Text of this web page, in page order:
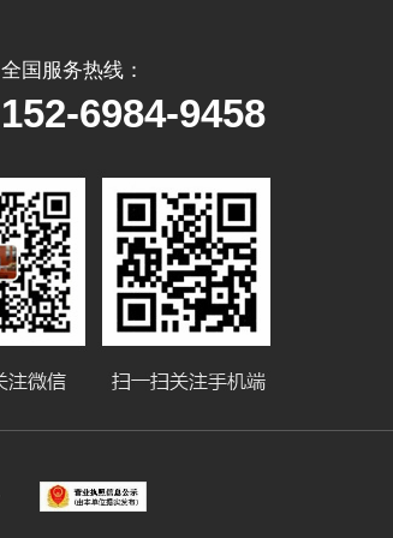
全国服务热线：
152-6984-9458